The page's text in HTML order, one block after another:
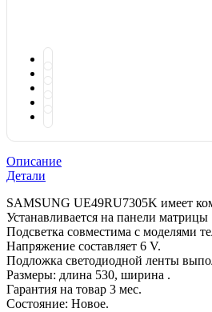
Описание
Детали
SAMSUNG UE49RU7305K имеет
Устанавливается на панели матрицы
Подсветка совместима с моделями
Напряжение составляет 6 V.
Подложка светодиодной ленты
Размеры: длина 530, ширина .
Гарантия на товар 3 мес.
Состояние: Новое.